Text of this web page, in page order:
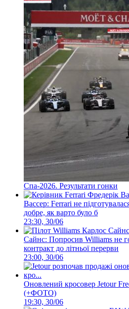
Спа-2026. Результати гонки
Вассер: Ferrari не
добре, як варто було б
23:30, 30/06
Сайнс: Попросив Williams не
контракт до літньої перерви
23:00, 30/06
Оновлений кросовер Jetour
(+ФОТО)
19:30, 30/06